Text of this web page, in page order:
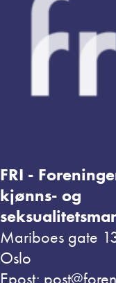
FRI -
kjønns- og
Mariboes gate
Oslo
Epost: